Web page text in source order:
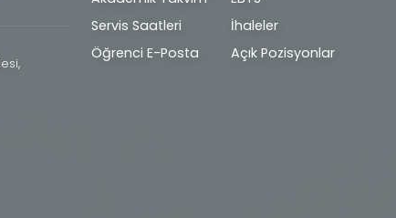
Servis Saatleri
Öğrenci E-Posta
İhaleler
Açık Pozisyonlar